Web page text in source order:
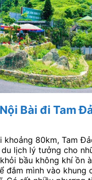
Bài đi Tam
khoảng 80km, Tam
lịch lý tưởng cho
bầu không khí ồn
đắm mình vào khung